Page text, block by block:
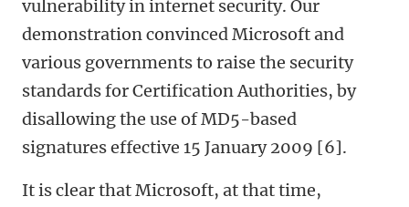
vulnerability in internet security. Our
demonstration convinced Microsoft and
various governments to raise the security
standards for Certification Authorities, by
disallowing the use of MD5-based
signatures effective 15 January 2009 [6].
It is clear that Microsoft, at that time,